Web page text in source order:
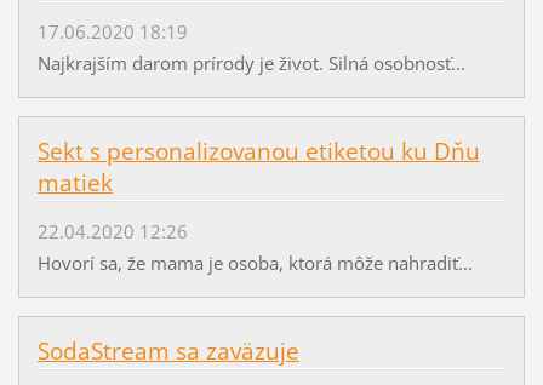
17.06.2020 18:19
Najkrajším darom prírody je život. Silná osobnosť...
Sekt s personalizovanou etiketou ku Dňu
matiek
22.04.2020 12:26
Hovorí sa, že mama je osoba, ktorá môže nahradiť...
SodaStream sa zaväzuje